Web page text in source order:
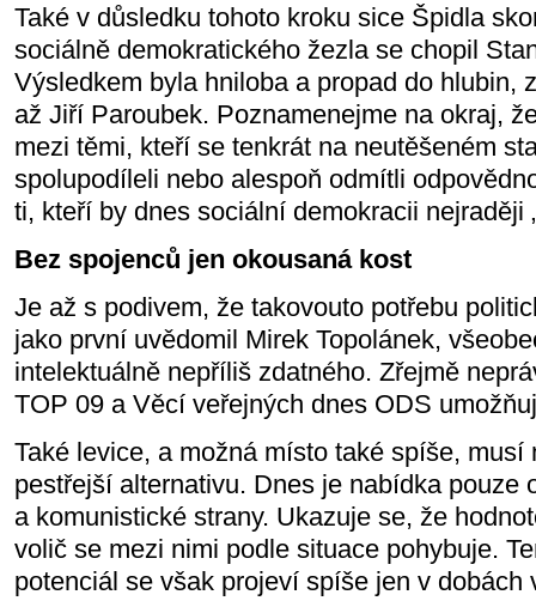
Také v důsledku tohoto kroku sice Špidla
sociálně demokratického žezla se chopil
Výsledkem byla hniloba a propad do hlubin,
až Jiří Paroubek. Poznamenejme na okraj,
mezi těmi, kteří se tenkrát na neutěšeném
spolupodíleli nebo alespoň odmítli
ti, kteří by dnes sociální demokracii nejraději
Bez spojenců jen okousaná kost
Je až s podivem, že takovouto potřebu
jako první uvědomil Mirek Topolánek,
intelektuálně nepříliš zdatného. Zřejmě
TOP 09 a Věcí veřejných dnes ODS
Také levice, a možná místo také spíše, musí
pestřejší alternativu. Dnes je nabídka pouze
a komunistické strany. Ukazuje se, že
volič se mezi nimi podle situace pohybuje.
potenciál se však projeví spíše jen v dobách